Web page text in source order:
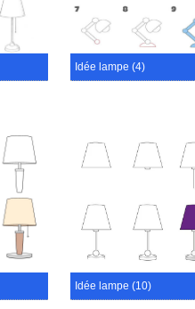
Idée lampe (4)
Idée lampe (10)